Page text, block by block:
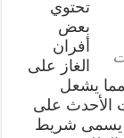
تحتوي
بعض
أفران
الغاز على
يشعل
الأحدث على
يسمى شريط